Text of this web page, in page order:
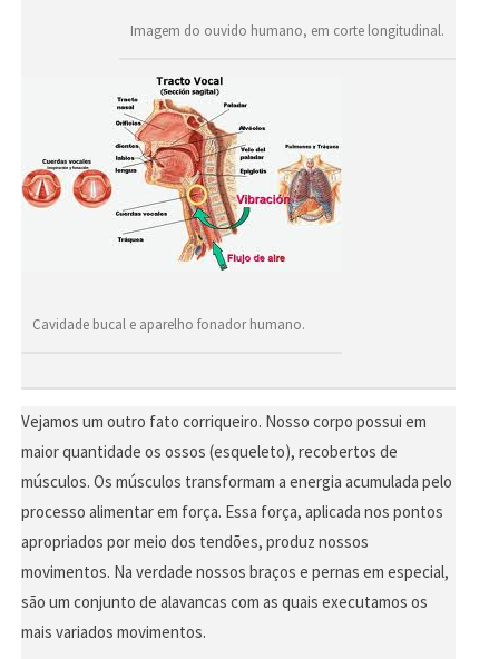
Imagem do ouvido humano, em corte longitudinal.
Cavidade bucal e aparelho fonador humano.
Vejamos um outro fato corriqueiro. Nosso corpo possui em
maior quantidade os ossos (esqueleto), recobertos de
músculos. Os músculos transformam a energia acumulada pelo
processo alimentar em força. Essa força, aplicada nos pontos
apropriados por meio dos tendões, produz nossos
movimentos. Na verdade nossos braços e pernas em especial,
são um conjunto de alavancas com as quais executamos os
mais variados movimentos.